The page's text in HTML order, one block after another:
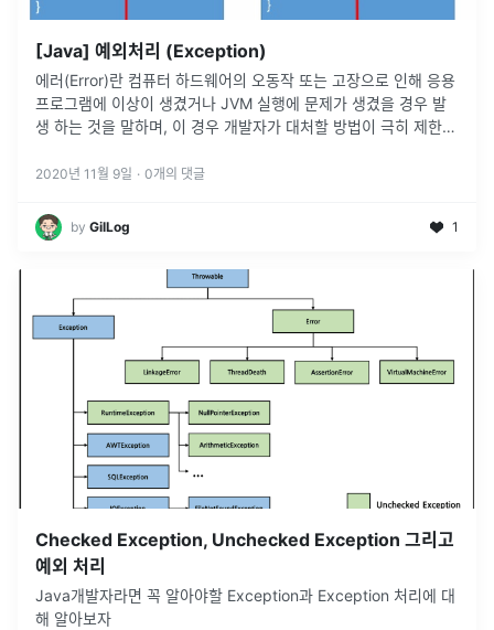
[Java] 예외처리 (Exception)
에러(Error)란 컴퓨터 하드웨어의 오동작 또는 고장으로 인해 응용
프로그램에 이상이 생겼거나 JVM 실행에 문제가 생겼을 경우 발
생 하는 것을 말하며, 이 경우 개발자가 대처할 방법이 극히 제한적
딩...
2020년 11월 9일 · 0개의 댓글
by GilLog 1
Checked Exception, Unchecked Exception 그리고
예외 처리
Java개발자라면 꼭 알아야할 Exception과 Exception 처리에 대
해 알아보자